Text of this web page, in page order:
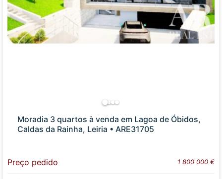
Moradia 3 quartos à venda em Lagoa de Óbidos,
Caldas da Rainha, Leiria • ARE31705
Preço pedido 1 800 000 €